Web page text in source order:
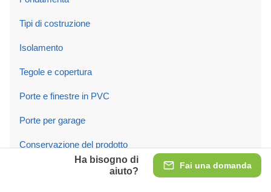
Fai una domanda
Ha bisogno di
aiuto?
Tipi di costruzione
Isolamento
Tegole e copertura
Porte e finestre in PVC
Porte per garage
Conservazione del prodotto